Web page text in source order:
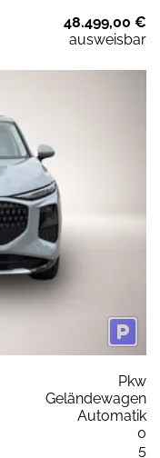
48.499,00 €
ausweisbar
Pkw
Geländewagen
Automatik
0
5